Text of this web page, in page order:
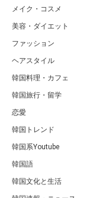
メイク・コスメ
美容・ダイエット
ファッション
ヘアスタイル
韓国料理・カフェ
韓国旅行・留学
恋愛
韓国トレンド
韓国系Youtube
韓国語
韓国文化と生活